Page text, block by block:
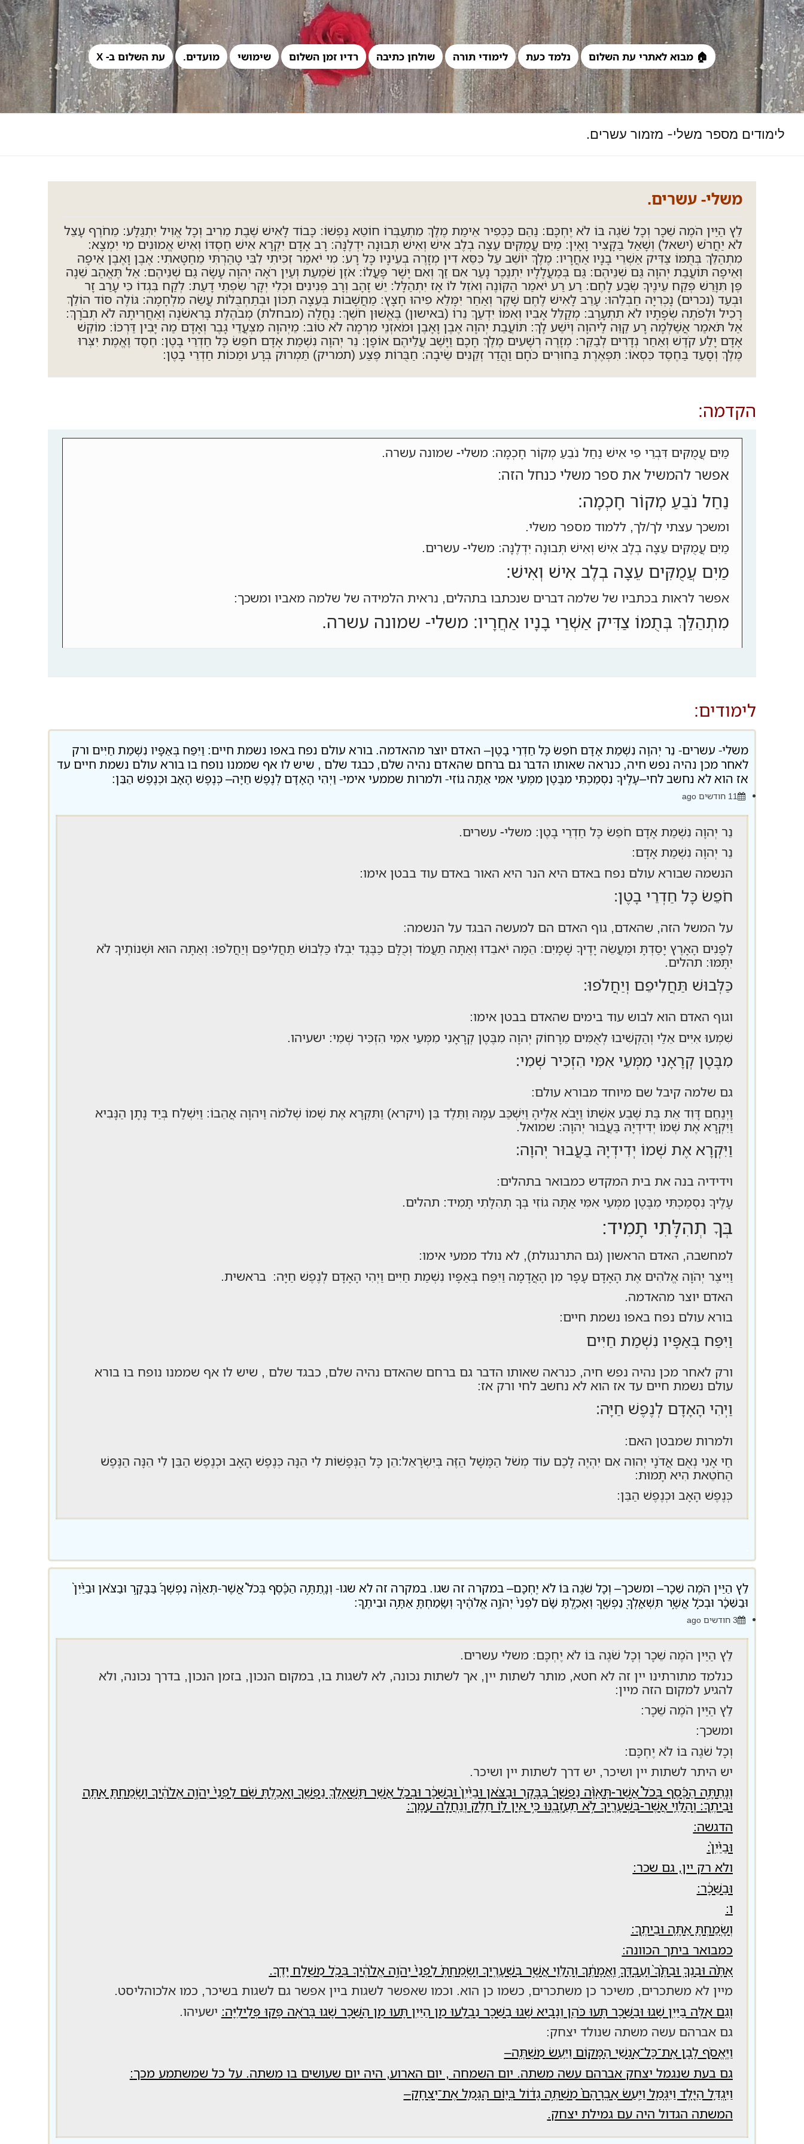
דלג
לתוכן
🏠 מבוא לאתרי עת השלום נלמד כעת לימודי תורה שולחן כתיבה רדיו זמן השלום שימושי מועדים. עת השלום ב- X
לימודים מספר משלי- מזמור עשרים.
משלי- עשרים.
לֵץ הַיַּין הֹמֶה שֵׁכָר וְכָל שֹׁגֶה בּוֹ לֹא יֶחְכָּם: נַהַם כַּכְּפִיר אֵימַת מֶלֶךְ מִתְעַבְּרוֹ חוֹטֵא נַפְשׁוֹ: כָּבוֹד לָאִישׁ שֶׁבֶת מֵרִיב וְכָל אֱוִיל יִתְגַּלָּע: מֵחֹרֶף עָצֵל
לֹא יַחֲרֹשׁ (ישאל) וְשָׁאַל בַּקָּצִיר וָאָיִן: מַיִם עֲמֻקִּים עֵצָה בְלֶב אִישׁ וְאִישׁ תְּבוּנָה יִדְלֶנָּה: רָב אָדָם יִקְרָא אִישׁ חַסְדּוֹ וְאִישׁ אֱמוּנִים מִי יִמְצָא:
מִתְהַלֵּךְ בְּתֻמּוֹ צַדִּיק אַשְׁרֵי בָנָיו אַחֲרָיו: מֶלֶךְ יוֹשֵׁב עַל כִּסֵּא דִין מְזָרֶה בְעֵינָיו כָּל רָע: מִי יֹאמַר זִכִּיתִי לִבִּי טָהַרְתִּי מֵחַטָּאתִי: אֶבֶן וָאֶבֶן אֵיפָה
וְאֵיפָה תּוֹעֲבַת יְהוָה גַּם שְׁנֵיהֶם: גַּם בְּמַעֲלָלָיו יִתְנַכֶּר נָעַר אִם זַךְ וְאִם יָשָׁר פָּעֳלוֹ: אֹזֶן שֹׁמַעַת וְעַיִן רֹאָה יְהוָה עָשָׂה גַם שְׁנֵיהֶם: אַל תֶּאֱהַב שֵׁנָה
פֶּן תִּוָּרֵשׁ פְּקַח עֵינֶיךָ שְׂבַע לָחֶם: רַע רַע יֹאמַר הַקּוֹנֶה וְאֹזֵל לוֹ אָז יִתְהַלָּל: יֵשׁ זָהָב וְרָב פְּנִינִים וּכְלִי יְקָר שִׂפְתֵי דָעַת: לְקַח בִּגְדוֹ כִּי עָרַב זָר
וּבְעַד (נכרים) נָכְרִיָּה חַבְלֵהוּ: עָרֵב לָאִישׁ לֶחֶם שָׁקֶר וְאַחַר יִמָּלֵא פִיהוּ חָצָץ: מַחֲשָׁבוֹת בְּעֵצָה תִכּוֹן וּבְתַחְבֻּלוֹת עֲשֵׂה מִלְחָמָה: גּוֹלֶה סּוֹד הוֹלֵךְ
רָכִיל וּלְפֹתֶה שְׂפָתָיו לֹא תִתְעָרָב: מְקַלֵּל אָבִיו וְאִמּוֹ יִדְעַךְ נֵרוֹ (באישון) בֶּאֱשׁוּן חֹשֶׁךְ: נַחֲלָה (מבחלת) מְבֹהֶלֶת בָּרִאשֹׁנָה וְאַחֲרִיתָהּ לֹא תְבֹרָךְ:
אַל תֹּאמַר אֲשַׁלְּמָה רָע קַוֵּה לַיהוָה וְיֹשַׁע לָךְ: תּוֹעֲבַת יְהוָה אֶבֶן וָאָבֶן וּמֹאזְנֵי מִרְמָה לֹא טוֹב: מֵיְהוָה מִצְעֲדֵי גָבֶר וְאָדָם מַה יָּבִין דַּרְכּוֹ: מוֹקֵשׁ
אָדָם יָלַע קֹדֶשׁ וְאַחַר נְדָרִים לְבַקֵּר: מְזָרֶה רְשָׁעִים מֶלֶךְ חָכָם וַיָּשֶׁב עֲלֵיהֶם אוֹפָן: נֵר יְהוָה נִשְׁמַת אָדָם חֹפֵשׂ כָּל חַדְרֵי בָטֶן: חֶסֶד וֶאֱמֶת יִצְּרוּ
מֶלֶךְ וְסָעַד בַּחֶסֶד כִּסְאוֹ: תִּפְאֶרֶת בַּחוּרִים כֹּחָם וַהֲדַר זְקֵנִים שֵׂיבָה: חַבֻּרוֹת פֶּצַע (תמריק) תַּמְרוּק בְּרָע וּמַכּוֹת חַדְרֵי בָטֶן:
הקדמה:
מַיִם עֲמֻקִּים דִּבְרֵי פִי אִישׁ נַחַל נֹבֵעַ מְקוֹר חָכְמָה: משלי- שמונה עשרה.
אפשר להמשיל את ספר משלי כנחל הזה:
נַחַל נֹבֵעַ מְקוֹר חָכְמָה:
ומשכך עצתי לך/לך, ללמוד מספר משלי.
מַיִם עֲמֻקִּים עֵצָה בְלֶב אִישׁ וְאִישׁ תְּבוּנָה יִדְלֶנָּה: משלי- עשרים.
מַיִם עֲמֻקִּים עֵצָה בְלֶב אִישׁ וְאִישׁ:
אפשר לראות בכתביו של שלמה דברים שנכתבו בתהלים, נראית הלמידה של שלמה מאביו ומשכך:
מִתְהַלֵּךְ בְּתֻמּוֹ צַדִּיק אַשְׁרֵי בָנָיו אַחֲרָיו: משלי- שמונה עשרה.
לימודים:
משלי- עשרים- נֵר יְהוָה נִשְׁמַת אָדָם חֹפֵשׂ כָּל חַדְרֵי בָטֶן– האדם יוצר מהאדמה. בורא עולם נפח באפו נשמת חיים: וַיִּפַּח בְּאַפָּיו נִשְׁמַת חַיִּים ורק
לאחר מכן נהיה נפש חיה, כנראה שאותו הדבר גם ברחם שהאדם נהיה שלם, כבגד שלם , שיש לו אף שממנו נופח בו בורא עולם נשמת חיים עד
אז הוא לא נחשב לחי–עָלֶיךָ נִסְמַכְתִּי מִבֶּטֶן מִמְּעֵי אִמִּי אַתָּה גוֹזִי- ולמרות שממעי אימי- וַיְהִי הָאָדָם לְנֶפֶשׁ חַיָּה– כְּנֶפֶשׁ הָאָב וּכְנֶפֶשׁ הַבֵּן:
11 חודשים ago
נֵר יְהוָה נִשְׁמַת אָדָם חֹפֵשׂ כָּל חַדְרֵי בָטֶן: משלי- עשרים.
נֵר יְהוָה נִשְׁמַת אָדָם:
הנשמה שבורא עולם נפח באדם היא הנר היא האור באדם עוד בבטן אימו:
חֹפֵשׂ כָּל חַדְרֵי בָטֶן:
על המשל הזה, שהאדם, גוף האדם הם למעשה הבגד על הנשמה:
לְפָנִים הָאָרֶץ יָסַדְתָּ וּמַעֲשֵׂה יָדֶיךָ שָׁמָיִם: הֵמָּה יֹאבֵדוּ וְאַתָּה תַעֲמֹד וְכֻלָּם כַּבֶּגֶד יִבְלוּ כַּלְּבוּשׁ תַּחֲלִיפֵם וְיַחֲלֹפוּ: וְאַתָּה הוּא וּשְׁנוֹתֶיךָ לֹא
יִתָּמּוּ: תהלים.
כַּלְּבוּשׁ תַּחֲלִיפֵם וְיַחֲלֹפוּ:
וגוף האדם הוא לבוש עוד בימים שהאדם בבטן אימו:
שִׁמְעוּ אִיִּים אֵלַי וְהַקְשִׁיבוּ לְאֻמִּים מֵרָחוֹק יְהוָה מִבֶּטֶן קְרָאָנִי מִמְּעֵי אִמִּי הִזְכִּיר שְׁמִי: ישעיהו.
מִבֶּטֶן קְרָאָנִי מִמְּעֵי אִמִּי הִזְכִּיר שְׁמִי:
גם שלמה קיבל שם מיוחד מבורא עולם:
וַיְנַחֵם דָּוִד אֵת בַּת שֶׁבַע אִשְׁתּוֹ וַיָּבֹא אֵלֶיהָ וַיִּשְׁכַּב עִמָּהּ וַתֵּלֶד בֵּן (ויקרא) וַתִּקְרָא אֶת שְׁמוֹ שְׁלֹמֹה וַיהוָה אֲהֵבוֹ: וַיִּשְׁלַח בְּיַד נָתָן הַנָּבִיא
וַיִּקְרָא אֶת שְׁמוֹ יְדִידְיָהּ בַּעֲבוּר יְהוָה: שמואל.
וַיִּקְרָא אֶת שְׁמוֹ יְדִידְיָהּ בַּעֲבוּר יְהוָה:
וידידיה בנה את בית המקדש כמבואר בתהלים:
עָלֶיךָ נִסְמַכְתִּי מִבֶּטֶן מִמְּעֵי אִמִּי אַתָּה גוֹזִי בְּךָ תְהִלָּתִי תָמִיד: תהלים.
בְּךָ תְהִלָּתִי תָמִיד:
למחשבה, האדם הראשון (גם התרנגולת), לא נולד ממעי אימו:
וַיִּיצֶר יְהֹוָה אֱלֹהִים אֶת הָאָדָם עָפָר מִן הָאֲדָמָה וַיִּפַּח בְּאַפָּיו נִשְׁמַת חַיִּים וַיְהִי הָאָדָם לְנֶפֶשׁ חַיָּה: בראשית.
האדם יוצר מהאדמה.
בורא עולם נפח באפו נשמת חיים:
וַיִּפַּח בְּאַפָּיו נִשְׁמַת חַיִּים
ורק לאחר מכן נהיה נפש חיה, כנראה שאותו הדבר גם ברחם שהאדם נהיה שלם, כבגד שלם , שיש לו אף שממנו נופח בו בורא
עולם נשמת חיים עד אז הוא לא נחשב לחי ורק אז:
וַיְהִי הָאָדָם לְנֶפֶשׁ חַיָּה:
ולמרות שמבטן האם:
חַי אָנִי נְאֻם אֲדֹנָי יְהוִה אִם יִהְיֶה לָכֶם עוֹד מְשֹׁל הַמָּשָׁל הַזֶּה בְּיִשְׂרָאֵל:הֵן כָּל הַנְּפָשׁוֹת לִי הֵנָּה כְּנֶפֶשׁ הָאָב וּכְנֶפֶשׁ הַבֵּן לִי הֵנָּה הַנֶּפֶשׁ
הַחֹטֵאת הִיא תָמוּת:
כְּנֶפֶשׁ הָאָב וּכְנֶפֶשׁ הַבֵּן:
לֵץ הַיַּין הֹמֶה שֵׁכָר– ומשכך– וְכָל שֹׁגֶה בּוֹ לֹא יֶחְכָּם– במקרה זה שגו. במקרה זה לא שגו- וְנָֽתַתָּ֣ה הַכֶּ֡סֶף בְּכֹל֩ אֲשֶׁר-תְּאַוֶּ֨ה נַפְשְׁךָ֜ בַּבָּקָ֣ר וּבַצֹּ֗אן וּבַיַּ֨יִן֙
וּבַשֵּׁכָ֔ר וּבְכֹ֛ל אֲשֶׁ֥ר תִּֽשְׁאָֽלְךָ֖ נַפְשֶׁ֑ךָ וְאָכַ֣לְתָּ שָּׁ֗ם לִפְנֵי֙ יְהֹוָ֣ה אֱלֹהֶ֔יךָ וְשָֽׂמַחְתָּ֖ אַתָּ֥ה וּבֵיתֶֽךָ:
3 חודשים ago
לֵץ הַיַּין הֹמֶה שֵׁכָר וְכָל שֹׁגֶה בּוֹ לֹא יֶחְכָּם: משלי עשרים.
כנלמד מתורתינו יין זה לא חטא, מותר לשתות יין, אך לשתות נכונה, לא לשגות בו, במקום הנכון, בזמן הנכון, בדרך נכונה, ולא
להגיע למקום הזה מיין:
לֵץ הַיַּין הֹמֶה שֵׁכָר:
ומשכך:
וְכָל שֹׁגֶה בּוֹ לֹא יֶחְכָּם:
יש היתר לשתות יין ושיכר, יש דרך לשתות יין ושיכר.
וְנָֽתַתָּ֣ה הַכֶּ֡סֶף בְּכֹל֩ אֲשֶׁר-תְּאַוֶּ֨ה נַפְשְׁךָ֜ בַּבָּקָ֣ר וּבַצֹּ֗אן וּבַיַּ֨יִן֙ וּבַשֵּׁכָ֔ר וּבְכֹ֛ל אֲשֶׁ֥ר תִּֽשְׁאָֽלְךָ֖ נַפְשֶׁ֑ךָ וְאָכַ֣לְתָּ שָּׁ֗ם לִפְנֵי֙ יְהֹוָ֣ה אֱלֹהֶ֔יךָ וְשָֽׂמַחְתָּ֖ אַתָּ֥ה
וּבֵיתֶֽךָ: וְהַלֵּוִ֥י אֲשֶׁר-בִּשְׁעָרֶ֖יךָ לֹ֣א תַֽעַזְבֶ֑נּוּ כִּ֣י אֵ֥ין ל֛וֹ חֵ֥לֶק וְנַֽחֲלָ֖ה עִמָּֽךְ:
הדגשה:
וּבַיַּ֨יִן֙:
ולא רק יין, גם שכר:
וּבַשֵּׁכָ֔ר:
ו:
וְשָֽׂמַחְתָּ֖ אַתָּ֥ה וּבֵיתֶֽךָ:
כמבואר ביתך הכוונה:
אַתָּ֨ה וּבִנְךָ֤ וּבִתֶּ֨ךָ֙ וְעַבְדְּךָ֣ וַֽאֲמָתֶ֔ךָ וְהַלֵּוִ֖י אֲשֶׁ֣ר בִּשְׁעָרֶ֑יךָ וְשָֽׂמַחְתָּ֗ לִפְנֵי֙ יְהֹוָ֣ה אֱלֹהֶ֔יךָ בְּכֹ֖ל מִשְׁלַ֥ח יָדֶֽךָ.
מיין לא משתכרים, משיכר כן משתכרים, כשמו כן הוא. וכמו שאפשר לשגות ביין אפשר גם לשגות בשיכר, כמו אלכוהליסט.
וְגַם אֵלֶּה בַּיַּיִן שָׁגוּ וּבַשֵּׁכָר תָּעוּ כֹּהֵן וְנָבִיא שָׁגוּ בַשֵּׁכָר נִבְלְעוּ מִן הַיַּיִן תָּעוּ מִן הַשֵּׁכָר שָׁגוּ בָּרֹאֶה פָּקוּ פְּלִילִיָּה: ישעיהו.
גם אברהם עשה משתה שנולד יצחק:
וַיֶּֽאֱסֹ֥ף לָבָ֛ן אֶת־כָּל־אַנְשֵׁ֥י הַמָּק֖וֹם וַיַּ֥עַשׂ מִשְׁתֶּֽה–
גם בעת שנגמל יצחק אברהם עשה משתה. יום השמחה , יום הארוע, היה יום שעושים בו משתה. על כל שמשתמע מכך:
וַיִּגְדַּ֥ל הַיֶּ֖לֶד וַיִּגָּמַ֑ל וַיַּ֤עַשׂ אַבְרָהָם֙ מִשְׁתֶּ֣ה גָד֔וֹל בְּי֖וֹם הִגָּמֵ֥ל אֶת־יִצְחָֽק–
המשתה הגדול היה עם גמילת יצחק.